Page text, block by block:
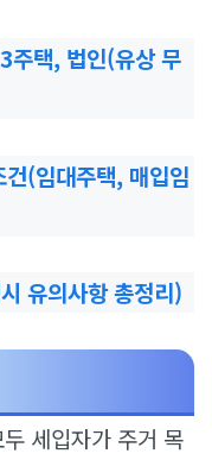
주택, 법인(유상 무
(임대주택, 매입임
유의사항 총정리)
세입자가 주거 목